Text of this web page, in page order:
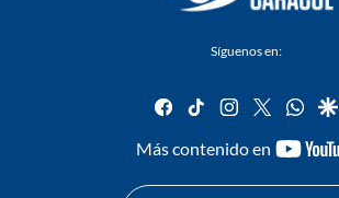
Síguenos en:
facebook
tiktok instagram
twitter
Más contenido en